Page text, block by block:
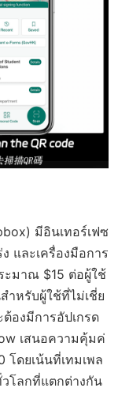
มีอินเทอร์เฟซ
และเครื่องมือการ
มาณ $15 ต่อผู้ใช้
ำหรับผู้ใช้ที่ไม่เชี่ย
องมีการอัปเกรด
เสนอความคุ้มค่
ดยเน้นที่เทมเพล
โลกที่แตกต่างกัน